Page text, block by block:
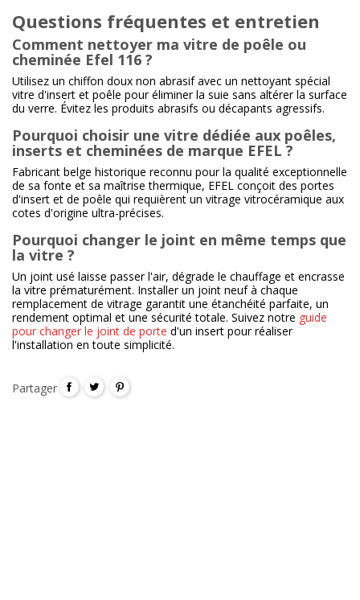
Questions fréquentes et entretien
Comment nettoyer ma vitre de poêle ou
cheminée Efel 116 ?
Utilisez un chiffon doux non abrasif avec un nettoyant spécial
vitre d'insert et poêle pour éliminer la suie sans altérer la surface
du verre. Évitez les produits abrasifs ou décapants agressifs.
Pourquoi choisir une vitre dédiée aux poêles,
inserts et cheminées de marque EFEL ?
Fabricant belge historique reconnu pour la qualité exceptionnelle
de sa fonte et sa maîtrise thermique, EFEL conçoit des portes
d'insert et de poêle qui requièrent un vitrage vitrocéramique aux
cotes d'origine ultra-précises.
Pourquoi changer le joint en même temps que
la vitre ?
Un joint usé laisse passer l'air, dégrade le chauffage et encrasse
la vitre prématurément. Installer un joint neuf à chaque
remplacement de vitrage garantit une étanchéité parfaite, un
rendement optimal et une sécurité totale. Suivez notre guide
pour changer le joint de porte d'un insert pour réaliser
l'installation en toute simplicité.
Partager